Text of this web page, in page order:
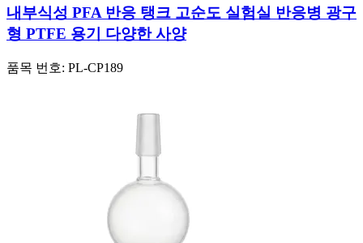
내부식성 PFA 반응 탱크 고순도 실험실 반응병 광구
형 PTFE 용기 다양한 사양
품목 번호: PL-CP189